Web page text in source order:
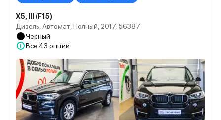
X5, III (F15)
Дизель, Автомат, Полный, 2017, 56387
Чёрный
Все 43 опции